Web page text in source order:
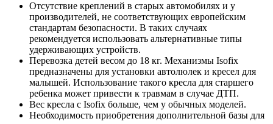
Отсутствие креплений в старых автомобилях и у
производителей, не соответствующих европейским
стандартам безопасности. В таких случаях
рекомендуется использовать альтернативные типы
удерживающих устройств.
Перевозка детей весом до 18 кг. Механизмы Isofix
предназначены для установки автолюлек и кресел для
малышей. Использование такого кресла для старшего
ребенка может привести к травмам в случае ДТП.
Вес кресла с Isofix больше, чем у обычных моделей.
Необходимость приобретения дополнительной базы для